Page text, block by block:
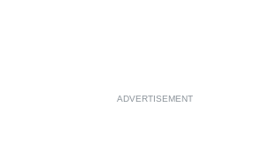
ADVERTISEMENT